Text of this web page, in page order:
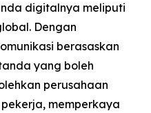
digitalnya meliputi
Dengan
berasaskan
yang boleh
perusahaan
memperkaya